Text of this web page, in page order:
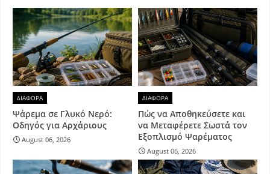
ΔΙΑΦΟΡΑ
Ψάρεμα σε Γλυκό Νερό:
Οδηγός για Αρχάριους
August 06, 2026
ΔΙΑΦΟΡΑ
Πώς να Αποθηκεύσετε και
να Μεταφέρετε Σωστά τον
Εξοπλισμό Ψαρέματος
August 06, 2026